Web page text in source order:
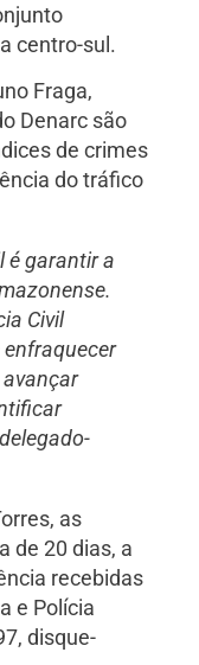
centro-sul.
Fraga,
Denarc são
de crimes
do tráfico
é garantir a
Civil
as
de 20 dias, a
recebidas
e Polícia
disque-